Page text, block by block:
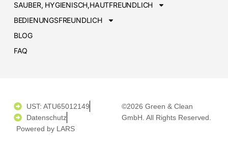
SAUBER, HYGIENISCH,HAUTFREUNDLICH
BEDIENUNGSFREUNDLICH
BLOG
FAQ
UST: ATU65012149
Datenschutz
Powered by LARS
©2026 Green & Clean
GmbH. All Rights Reserved.